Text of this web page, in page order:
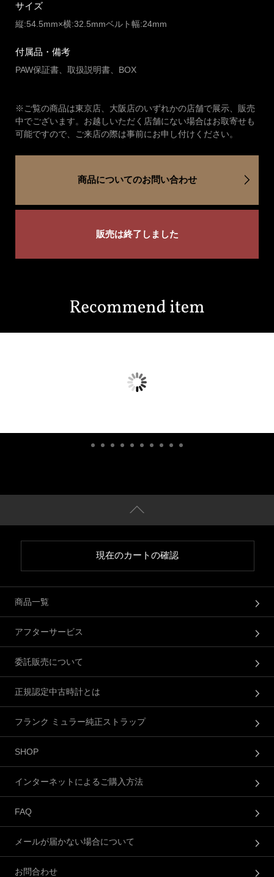
サイズ
縦:54.5mm×横:32.5mmベルト幅:24mm
付属品・備考
PAW保証書、取扱説明書、BOX
※ご覧の商品は東京店、大阪店のいずれかの店舗で展示、販売
中でございます。お越しいただく店舗にない場合はお取寄せも
可能ですので、ご来店の際は事前にお申し付けください。
商品についてのお問い合わせ
販売は終了しました
現在のカートの確認
商品一覧
アフターサービス
委託販売について
正規認定中古時計とは
フランク ミュラー純正ストラップ
SHOP
インターネットによるご購入方法
FAQ
メールが届かない場合について
お問合わせ